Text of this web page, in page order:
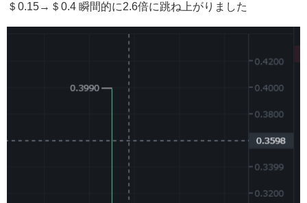
＄0.15→＄0.4 瞬間的に2.6倍に跳ね上がりました